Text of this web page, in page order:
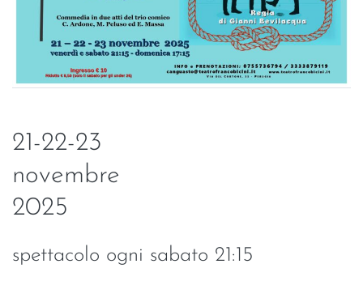
21-22-23
novembre
2025
spettacolo ogni sabato 21:15